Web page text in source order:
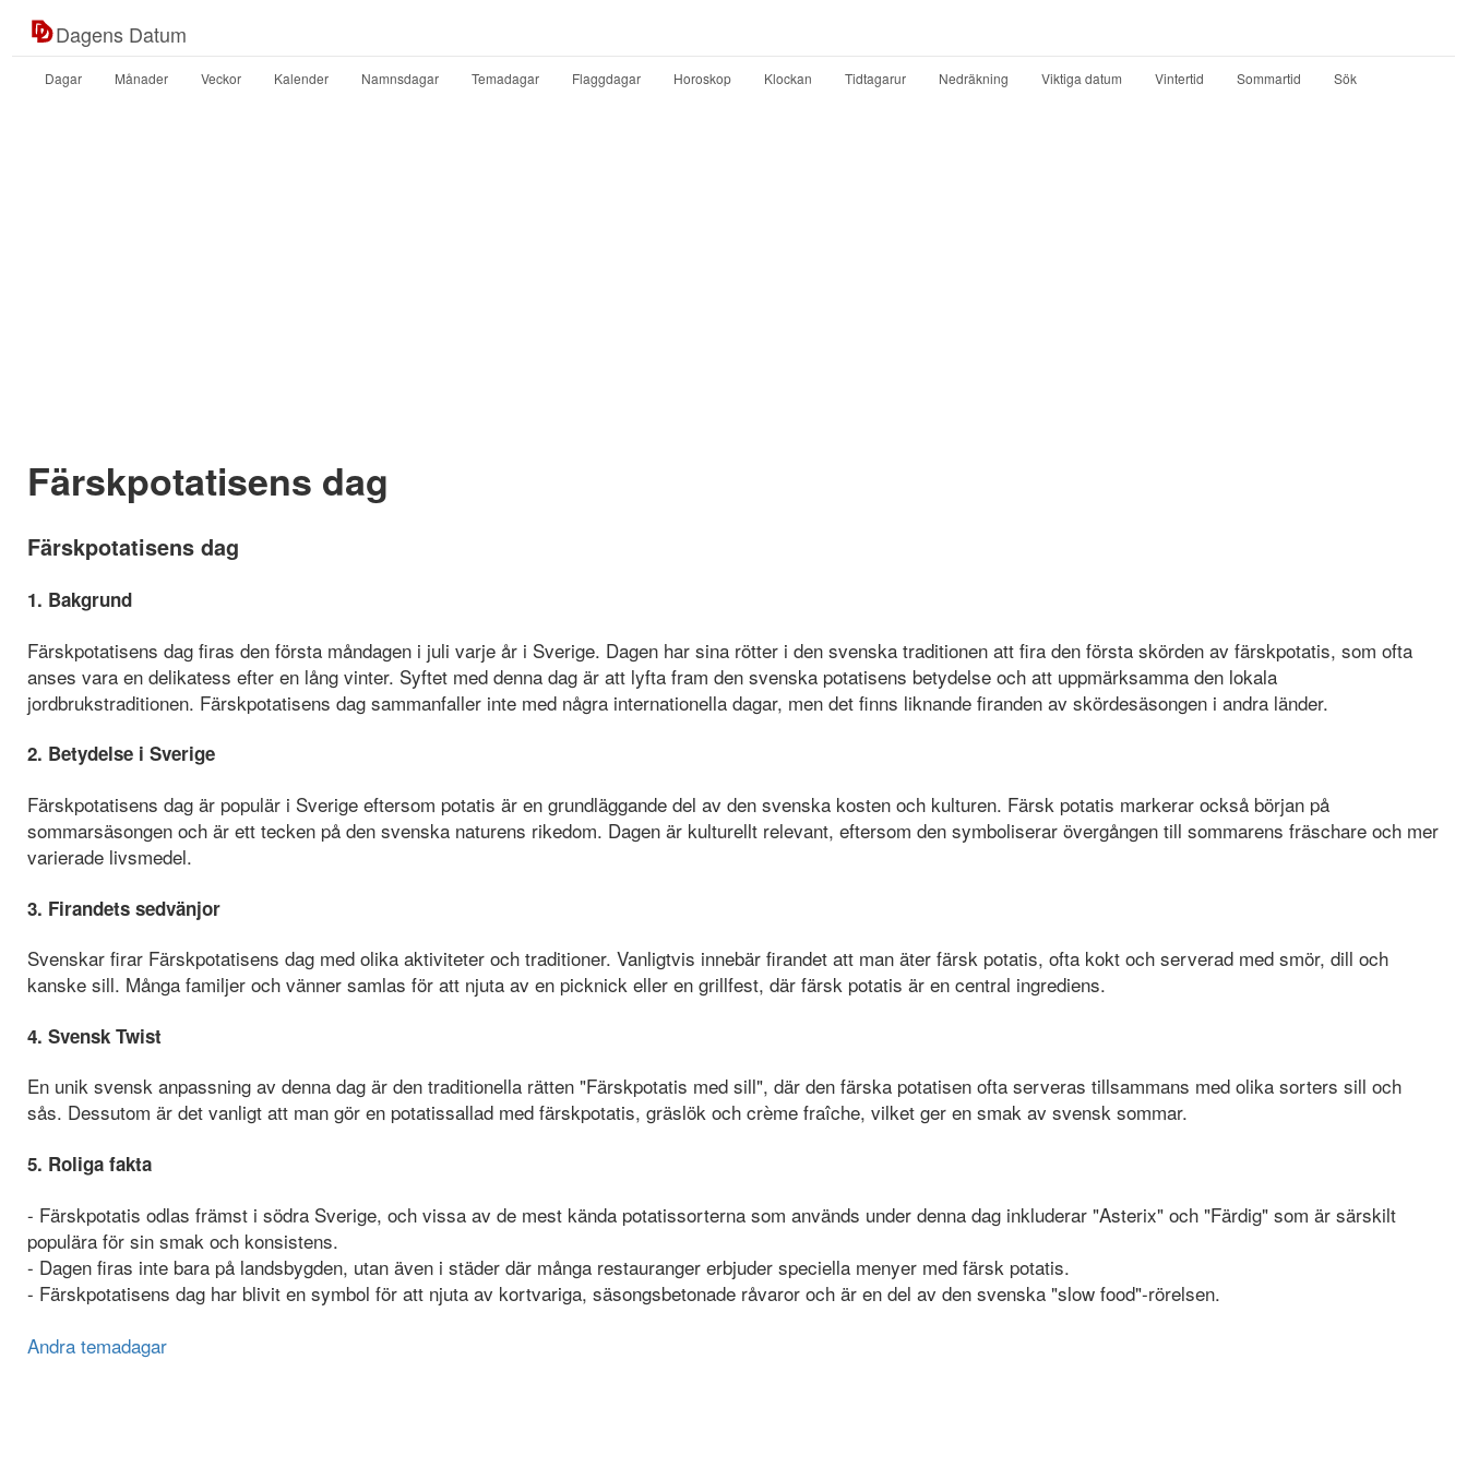
Dagens Datum
Dagar Månader Veckor Kalender Namnsdagar Temadagar Flaggdagar Horoskop Klockan Tidtagarur Nedräkning Viktiga datum Vintertid Sommartid Sök
Färskpotatisens dag
Färskpotatisens dag
1. Bakgrund
Färskpotatisens dag firas den första måndagen i juli varje år i Sverige. Dagen har sina rötter i den svenska traditionen att fira den första skörden av färskpotatis, som ofta
anses vara en delikatess efter en lång vinter. Syftet med denna dag är att lyfta fram den svenska potatisens betydelse och att uppmärksamma den lokala
jordbrukstraditionen. Färskpotatisens dag sammanfaller inte med några internationella dagar, men det finns liknande firanden av skördesäsongen i andra länder.
2. Betydelse i Sverige
Färskpotatisens dag är populär i Sverige eftersom potatis är en grundläggande del av den svenska kosten och kulturen. Färsk potatis markerar också början på
sommarsäsongen och är ett tecken på den svenska naturens rikedom. Dagen är kulturellt relevant, eftersom den symboliserar övergången till sommarens fräschare och mer
varierade livsmedel.
3. Firandets sedvänjor
Svenskar firar Färskpotatisens dag med olika aktiviteter och traditioner. Vanligtvis innebär firandet att man äter färsk potatis, ofta kokt och serverad med smör, dill och
kanske sill. Många familjer och vänner samlas för att njuta av en picknick eller en grillfest, där färsk potatis är en central ingrediens.
4. Svensk Twist
En unik svensk anpassning av denna dag är den traditionella rätten "Färskpotatis med sill", där den färska potatisen ofta serveras tillsammans med olika sorters sill och
sås. Dessutom är det vanligt att man gör en potatissallad med färskpotatis, gräslök och crème fraîche, vilket ger en smak av svensk sommar.
5. Roliga fakta
- Färskpotatis odlas främst i södra Sverige, och vissa av de mest kända potatissorterna som används under denna dag inkluderar "Asterix" och "Färdig" som är särskilt
populära för sin smak och konsistens.
- Dagen firas inte bara på landsbygden, utan även i städer där många restauranger erbjuder speciella menyer med färsk potatis.
- Färskpotatisens dag har blivit en symbol för att njuta av kortvariga, säsongsbetonade råvaror och är en del av den svenska "slow food"-rörelsen.
Andra temadagar